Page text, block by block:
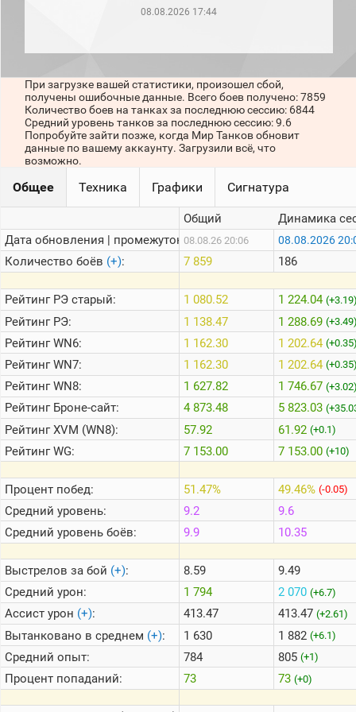
месяц)
игроков
последние
сессии)
1000
стримеров
Информация
Онлайн
Цветовая
шкала
Теlegram
ВК
Портал
Мира
08.08.2026 17:44
При загрузке вашей статистики, произошел сбой,
получены ошибочные данные. Всего боев получено: 7859
Количество боев на танках за последнюю сессию: 6844
Средний уровень танков за последнюю сессию: 9.6
Попробуйте зайти позже, когда Мир Танков обновит
данные по вашему аккаунту. Загрузили всё, что
возможно.
Общее Техника Графики Сигнатура
Дата обновления | промежуток:
Количество боёв (+):
РейтингРЭ старый:
РейтингРЭ:
РейтингWN6:
РейтингWN7:
РейтингWN8:
РейтингБроне-сайт:
РейтингXVM (WN8):
РейтингWG:
Процент побед:
Средний уровень:
Средний уровень боёв:
Выстрелов за бой (+):
Средний урон:
Ассист урон (+):
Вытанковано в среднем (+):
Средний опыт:
Процент попаданий:
Общий
08.08.26 20:06
7 859
1 080.52
1 138.47
1 162.30
1 162.30
1 627.82
4 873.48
57.92
7 153.00
51.47%
9.2
9.9
8.59
1 794
413.47
1 630
784
73
Динамика
08.08.2026
186
1 224.04
1 288.69
1 202.64
1 202.64
1 746.67
5 823.03
61.92 (+0.1)
7 153.00 (+10)
49.46% (-0.05)
9.6
10.35
9.49
2 070 (+6.7)
413.47 (+2.61)
1 882 (+6.1)
805 (+1)
73 (+0)